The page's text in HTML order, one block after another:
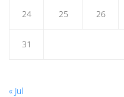
24 25 26
31
« Jul